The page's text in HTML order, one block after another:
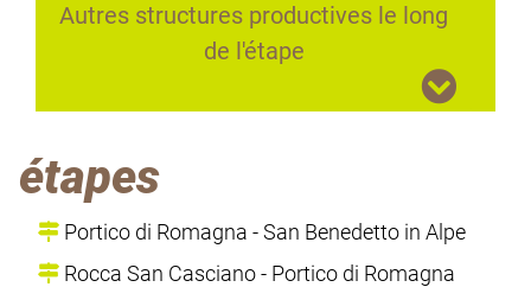
Autres structures productives le long
de l'étape
étapes
Portico di Romagna - San Benedetto in Alpe
Rocca San Casciano - Portico di Romagna